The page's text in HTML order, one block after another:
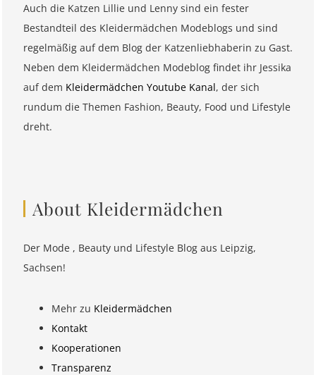
Auch die Katzen Lillie und Lenny sind ein fester
Bestandteil des Kleidermädchen Modeblogs und sind
regelmäßig auf dem Blog der Katzenliebhaberin zu Gast.
Neben dem Kleidermädchen Modeblog findet ihr Jessika
auf dem Kleidermädchen Youtube Kanal, der sich
rundum die Themen Fashion, Beauty, Food und Lifestyle
dreht.
About Kleidermädchen
Der Mode , Beauty und Lifestyle Blog aus Leipzig,
Sachsen!
Mehr zu Kleidermädchen
Kontakt
Kooperationen
Transparenz